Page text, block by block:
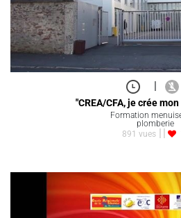
"CREA/CFA, je crée
Formation
plomberie
891 vues